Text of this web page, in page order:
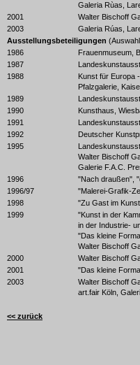
Galeria Rùas,
2001
Walter Bischoff
2003
Galeria Rúas,
Ausstellungsbeteiligungen
1986
Frauenmuseum,
1987
1988
Kunst für Europa
Pfalzgalerie,
1989
1990
Kunsthaus,
1991
1992
Deutscher
1995
Walter Bischoff
Galerie F.A.C.
1996
"Nach draußen",
1996/97
"Malerei-Grafik-
1998
"Zu Gast im
1999
"Kunst in der
in der Industrie-
"Das kleine
Walter Bischoff
2000
Walter Bischoff
2001
"Das kleine
2003
Walter Bischoff
art.fair Köln,
<< zurück